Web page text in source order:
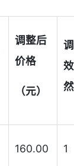
调整后
价格
（元）
160.00 1